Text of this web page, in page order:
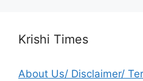
Krishi Times
About Us/ Disclaimer/